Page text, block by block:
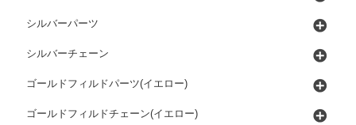
シルバーパーツ
シルバーチェーン
ゴールドフィルドパーツ(イエロー)
ゴールドフィルドチェーン(イエロー)